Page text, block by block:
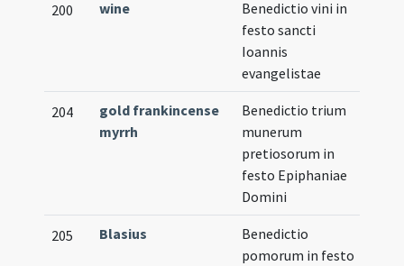
200 wine
Benedictio vini in
festo sancti
Ioannis
evangelistae
204
gold frankincense
myrrh
Benedictio trium
munerum
pretiosorum in
festo Epiphaniae
Domini
205 Blasius
Benedictio
pomorum in festo